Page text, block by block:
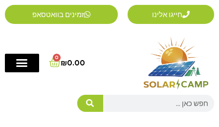
דילוג
לתוכן
חייגו אלינו זמינים בוואטסאפ
₪0.00
0
Cart
Search